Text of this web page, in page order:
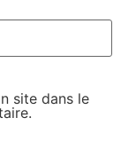
site dans le